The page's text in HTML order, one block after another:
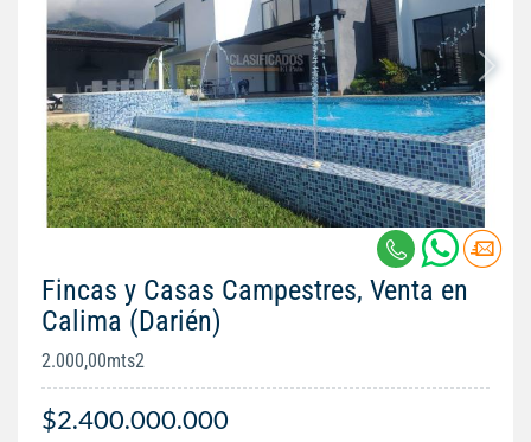
Fincas y Casas Campestres, Venta en
Calima (Darién)
2.000,00mts2
$2.400.000.000